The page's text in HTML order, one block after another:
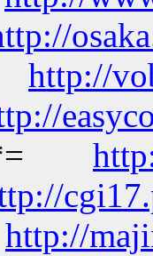
http://
http://